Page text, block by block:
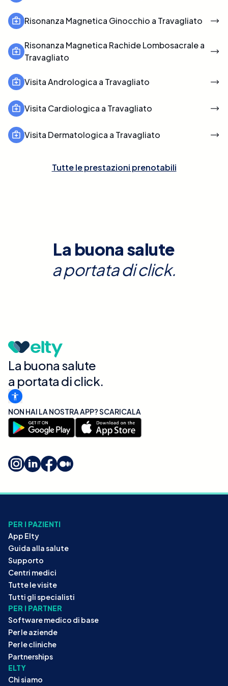
Risonanza Magnetica Ginocchio a Travagliato
Risonanza Magnetica Rachide Lombosacrale a
Travagliato
Visita Andrologica a Travagliato
Visita Cardiologica a Travagliato
Visita Dermatologica a Travagliato
Tutte le prestazioni prenotabili
La buona salute
a portata di click.
La buona salute
a portata di click.
NON HAI LA NOSTRA APP? SCARICALA
PER I PAZIENTI
App Elty
Guida alla salute
Supporto
Centri medici
Tutte le visite
Tutti gli specialisti
PER I PARTNER
Software medico di base
Per le aziende
Per le cliniche
Partnerships
ELTY
Chi siamo